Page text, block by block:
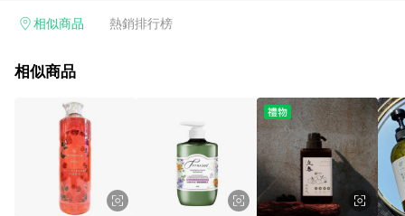
黃金鑽飾/精品相關/3C數位(含周邊)/家電視聽/運動戶外/母嬰用
饋%」，將於訂單成立後由「LINE購物通知」之官方帳號訊息通
依LINE購物網站訂單成立通知為準。​​ (5)LINE購物設有「單一商
品最高回饋點數」機制 (部分時段開放「回饋無上限」)，以同一
訂單中同一商品不論件數計算，請依訂單成立當下LINE購物的回
饋機制為準。
相似商品 熱銷排行榜
相似商品